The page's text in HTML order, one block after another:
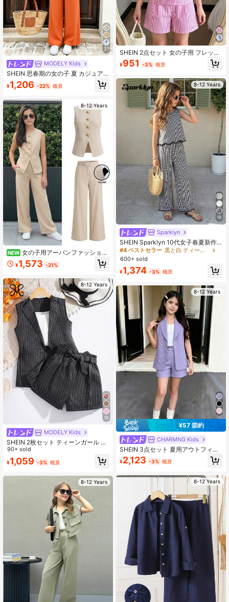
37
MODELY Kids
SHEIN 思春期の女の子 夏 カジュア
ル バケーション かわいい 無地 ノー
スリーブ リボン装飾 ペプラムヘム
セット
¥1,206 -22% 概算
8-12 Years
NEW 女の子用アーバンファッション
カジュアルアウトフィットセット、
デイリーウェア、学校、クラスメー
ル型プラケットとメタルボタン付き
¥1,573 -21%
8-12 Years
19
MODELY Kids
SHEIN 2枚セット ティーンガール ノ
ースリーブベストジャケット リボン
ベルト付き ショーツ カジュアルファ
ッションアウトフィット、兄弟姉妹
90+ sold
¥1,059 -3% 概算
8-12 Years
SHEIN 2点セット 女の子用 フレッシ
ュで優しいピンク&ホワイトストライ
プ ノースリーブ襟付きシングルブレ
ーズ装飾付き、マッチングファブリ
ックショーツ ウエストゴム入り、ル
ーズフィット、ミニマリスト、薄手
春/夏 ショッピング、パーティー、デ
イリーウェア、学校用
¥951 -3% 概算
8-12 Years
18
Sparklyn
SHEIN Sparklyn 10代女子春夏新作
ベーシック ブラック&ホワイトチェ
ック柄 ノースリーブトップス&アン
クル丈パンツ 2点セット、カジュア
ル バケーション アウトフィット、快
適な軽量素材、ブラックフリル裾装
飾、ファッショナブル、夏のビーチ
バケーションに最適
#4 ベストセラー
黒と白 ティーンガールズセット
600+ sold
¥1,374 -3% 概算
8-12 Years
¥57 節約
CHARMNG Kids
SHEIN 3点セット 夏用アウトフィッ
ト:パープルビーズベスト、エレガン
トショーツ&キャミソールスーツ、8
タイリッシュなティーパーティー服
¥2,123 -3% 概算
8-12 Years